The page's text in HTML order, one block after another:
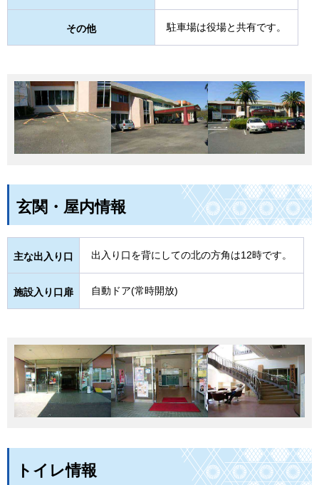
その他 駐車場は役場と共有です。
玄関・屋内情報
主な出入り口 出入り口を背にしての北の方角は12時です。
施設入り口扉 自動ドア(常時開放)
トイレ情報